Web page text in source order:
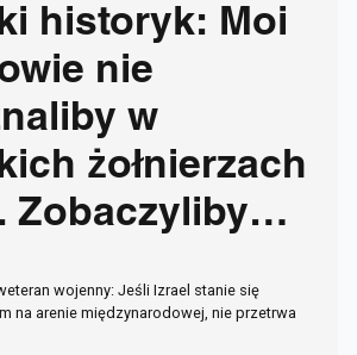
historyk: Moi
nie
w
żołnierzach
Zobaczyliby
wojenny: Jeśli Izrael stanie się
na arenie międzynarodowej, nie przetrwa